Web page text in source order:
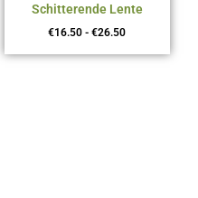
Schitterende Lente
€16.50 - €26.50